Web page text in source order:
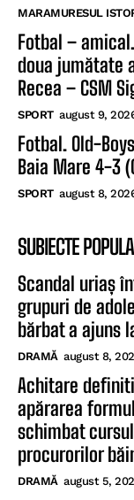
MARAMURESUL
Fotbal –
doua jumătate
Recea – CSM
SPORT august 9,
Fotbal. Old-
Baia Mare 4-3
SPORT august 8,
SUBIECTE
Scandal uriaș
grupuri de
bărbat a ajuns
DRAMĂ august 8,
Achitare
apărarea
schimbat
procurorilor
DRAMĂ august 5,